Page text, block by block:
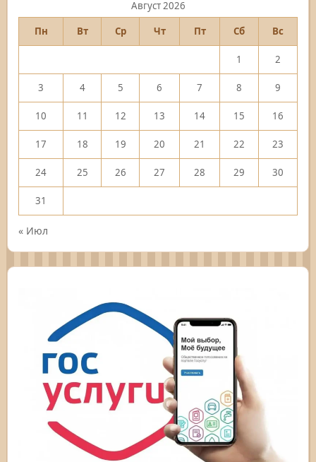
Август 2026
Пн
Вт Ср Чт Пт Сб Вс
1 2
3 4 5 6 7 8 9
10 11 12 13 14 15 16
17 18 19 20 21 22 23
24 25 26 27 28 29 30
31
« Июл